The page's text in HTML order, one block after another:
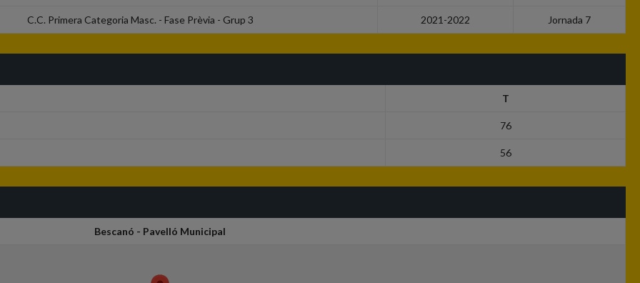
C.C. Primera Categoria Masc. - Fase Prèvia - Grup 3 2021-2022 Jornada 7
T
76
56
Bescanó - Pavelló Municipal